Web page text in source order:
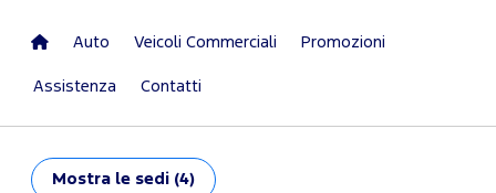
Auto Veicoli Commerciali Promozioni
Assistenza Contatti
Mostra le sedi (4)